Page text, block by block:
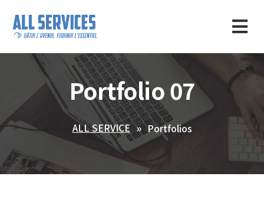
Portfolio 07
ALL SERVICE Portfolios